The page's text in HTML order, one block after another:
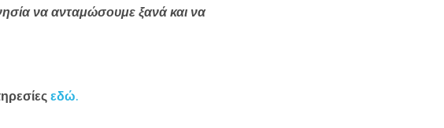
να ανταμώσουμε ξανά και να
εδώ.